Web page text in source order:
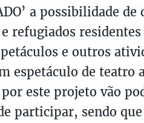
a possibilidade
refugiados
e outros
espetáculo de teatro
este projeto vão
participar, sendo